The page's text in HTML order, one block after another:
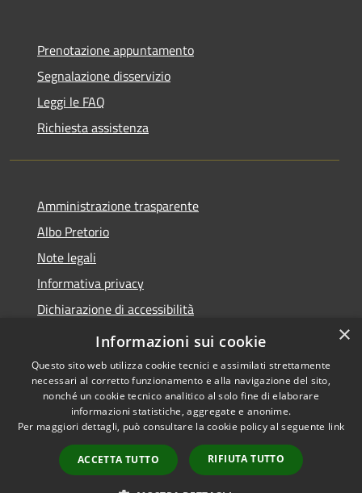
Prenotazione appuntamento
Segnalazione disservizio
Leggi le FAQ
Richiesta assistenza
Amministrazione trasparente
Albo Pretorio
Note legali
Informativa privacy
Dichiarazione di accessibilità
Obiettivi di accessibilità
Accessibilità
Copyright © 2026 • Comune di
San Giorgio Bigarello •
Powered byMunicipium
Accesso redazione
×
Informazioni sui cookie
Questo sito web utilizza cookie tecnici e assimilati strettamente
necessari al corretto funzionamento e alla navigazione del sito,
nonché un cookie tecnico analitico al solo fine di elaborare
informazioni statistiche, aggregate e anonime.
Per maggiori dettagli, può consultare la cookie policy al seguente link
ACCETTA TUTTO RIFIUTA TUTTO